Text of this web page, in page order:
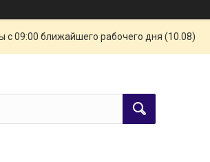
с 09:00 ближайшего рабочего дня (10.08)